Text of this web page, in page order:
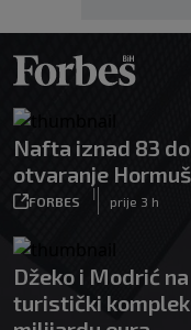
Nafta iznad 83
otvaranje
FORBES
|
prije 3 h
Džeko i Modrić
turistički